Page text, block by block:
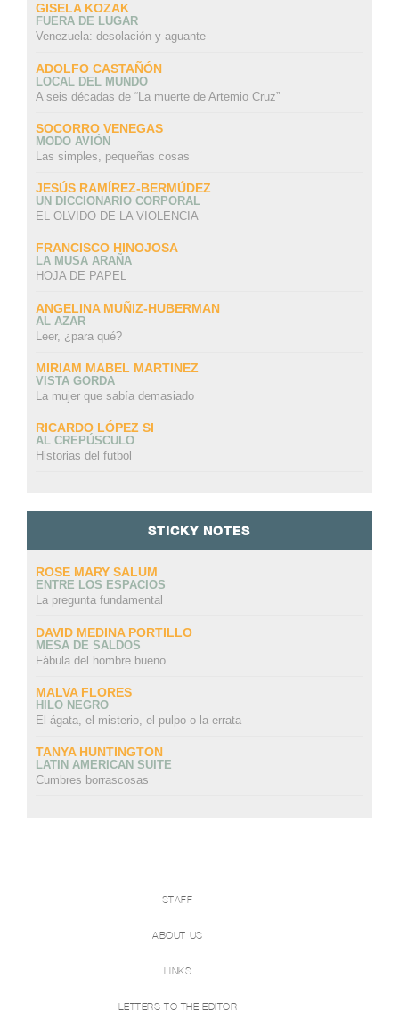
GISELA KOZAK
FUERA DE LUGAR
Venezuela: desolación y aguante
ADOLFO CASTAÑÓN
LOCAL DEL MUNDO
A seis décadas de “La muerte de Artemio Cruz”
SOCORRO VENEGAS
MODO AVIÓN
Las simples, pequeñas cosas
JESÚS RAMÍREZ-BERMÚDEZ
UN DICCIONARIO CORPORAL
EL OLVIDO DE LA VIOLENCIA
FRANCISCO HINOJOSA
LA MUSA ARAÑA
HOJA DE PAPEL
ANGELINA MUÑIZ-HUBERMAN
AL AZAR
Leer, ¿para qué?
MIRIAM MABEL MARTINEZ
VISTA GORDA
La mujer que sabía demasiado
RICARDO LÓPEZ SI
AL CREPÚSCULO
Historias del futbol
STICKY NOTES
ROSE MARY SALUM
ENTRE LOS ESPACIOS
La pregunta fundamental
DAVID MEDINA PORTILLO
MESA DE SALDOS
Fábula del hombre bueno
MALVA FLORES
HILO NEGRO
El ágata, el misterio, el pulpo o la errata
TANYA HUNTINGTON
LATIN AMERICAN SUITE
Cumbres borrascosas
STAFF
ABOUT US
LINKS
LETTERS TO THE EDITOR